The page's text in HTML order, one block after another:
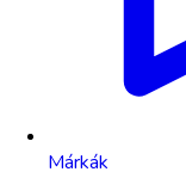
Márkák